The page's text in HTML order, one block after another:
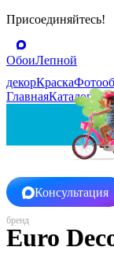
Присоединяйтесь!
ОбоиЛепной
декорКраска
ГлавнаяКаталог
Консультация
Euro